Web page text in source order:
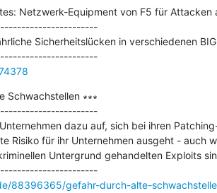
Netzwerk-Equipment von F5 für Attacken
Sicherheitslücken in verschiedenen
---------------------------------------------
Schwachstellen ∗∗∗
dazu auf, sich bei ihren
Risiko für ihr Unternehmen ausgeht - auch
Untergrund gehandelten Exploits
---------------------------------------------
88396365/gefahr-durch-alte-